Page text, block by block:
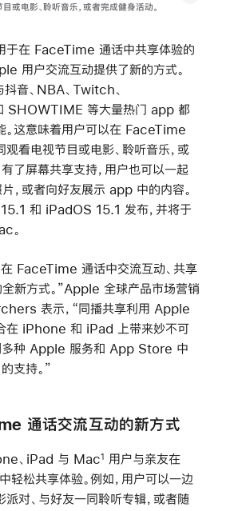
或电影、聆听音乐，或者完成健身活动。
于在 FaceTime 通话中共享体验的
用户交流互动提供了新的方式。
音、NBA、Twitch、
SHOWTIME 等大量热门 app 都
。这意味着用户可以在 FaceTime
看电视节目或电影、聆听音乐，或
了屏幕共享支持，用户也可以一起
，或者向好友展示 app 中的内容。
和 iPadOS 15.1 发布，并将于
。
FaceTime 通话中交流互动、共享
全新方式。”Apple 全球产品市场营销
表示，“同播共享利用 Apple
在 iPhone 和 iPad 上带来妙不可
多种 Apple 服务和 App Store 中
支持。”
通话交流互动的新方式
、iPad 与 Mac1
用户与亲友在
松共享体验。例如，用户可以一边
对、与好友一同聆听专辑，或者随